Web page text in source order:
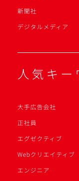
新聞社
デジタルメディア
人気キー
大手広告会社
正社員
エグゼクティブ
Webクリエイティブ
エンジニア